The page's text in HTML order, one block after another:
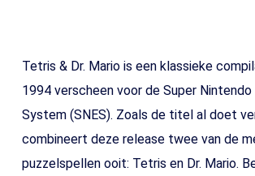
Tetris & Dr. Mario is een klassieke
1994 verscheen voor de Super
System (SNES). Zoals de titel al doet
combineert deze release twee van de
puzzelspellen ooit: Tetris en Dr. Mario.